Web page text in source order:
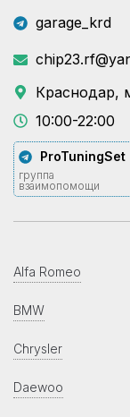
garage_krd
Краснодар,
10:00-22:00
ProTuningSet
группа
взаимопомощи
Alfa Romeo
BMW
Chrysler
Daewoo